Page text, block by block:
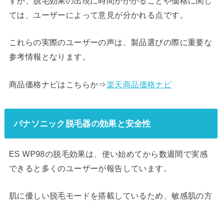
ては、ユーザーによって意見が分かれる点です。
これらの実際のユーザーの声は、製品選びの際に重要な
参考情報となります。
商品価格ナビはこちらか⇒楽天商品価格ナビ
パナソニック脱毛器の効果と安全性
ES WP98の脱毛効果は、使い始めてから数週間で実感
できると多くのユーザーが報告しています。
肌に優しい脱毛モードを搭載しているため、敏感肌の方